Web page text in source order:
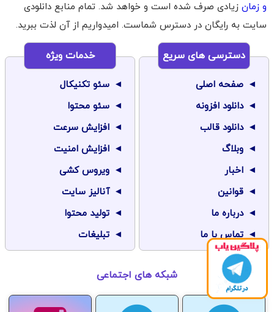
و زمان زیادی صرف شده است و خواهد شد. تمام منابع دانلودی
سایت به رایگان در دسترس شماست. امیدواریم از آن لذت ببرید.
دسترسی های سریع
صفحه اصلی
دانلود افزونه
دانلود قالب
وبلاگ
اخبار
قوانین
درباره ما
تماس با ما
خدمات ویژه
سئو تکنیکال
سئو محتوا
افزایش سرعت
افزایش امنیت
ویروس کشی
آنالیز سایت
تولید محتوا
تبلیغات
شبکه های اجتماعی